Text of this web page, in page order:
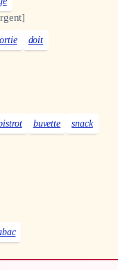
doit
buvette snack